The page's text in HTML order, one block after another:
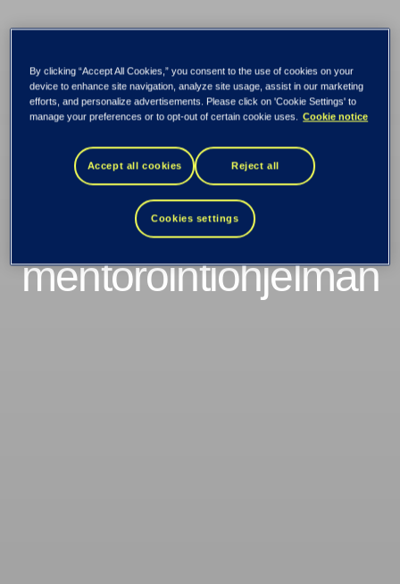
Kaikki uutiset ja tiedotteet
Tieto ja Startup
Refugees
käynnistävät
mentorointiohjelman
By clicking “Accept All Cookies,” you consent to the use of cookies on your
device to enhance site navigation, analyze site usage, assist in our marketing
efforts, and personalize advertisements. Please click on 'Cookie Settings' to
manage your preferences or to opt-out of certain cookie uses.
Cookie notice
Accept all cookies Reject all
Cookies settings